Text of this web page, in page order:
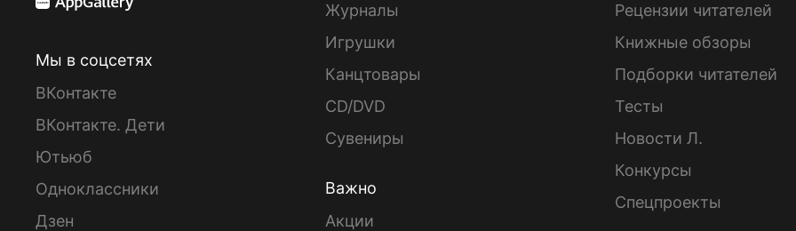
Мы в соцсетях
ВКонтакте
ВКонтакте. Дети
Ютьюб
Одноклассники
Дзен
Журналы
Игрушки
Канцтовары
CD/DVD
Сувениры
Важно
Акции
Рецензии читателей
Книжные обзоры
Подборки читателей
Тесты
Новости Л.
Конкурсы
Спецпроекты